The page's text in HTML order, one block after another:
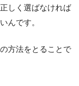
しく選ばなければ
んです。
方法をとることで